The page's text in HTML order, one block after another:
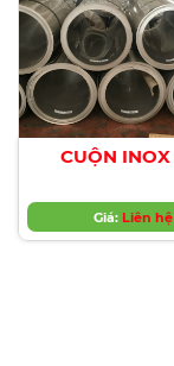
Giá: Liên hệ